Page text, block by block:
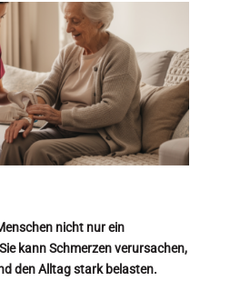
nicht nur ein
kann Schmerzen verursachen,
den Alltag stark belasten.